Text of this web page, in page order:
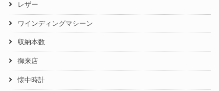
レザー
ワインディングマシーン
収納本数
御来店
懐中時計